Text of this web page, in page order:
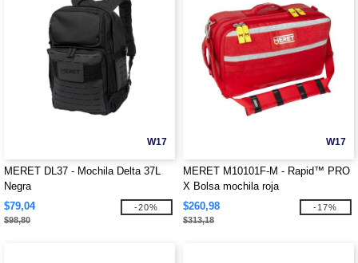
W17
MERET DL37 - Mochila Delta 37L
Negra
$79,04
$98,80
-20%
W17
MERET M10101F-M - Rapid™ PRO
X Bolsa mochila roja
$260,98
$313,18
-17%